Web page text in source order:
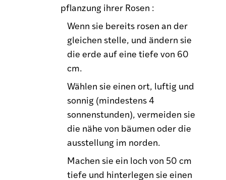
pflanzung ihrer Rosen :
Wenn sie bereits rosen an der
gleichen stelle, und ändern sie
die erde auf eine tiefe von 60
cm.
Wählen sie einen ort, luftig und
sonnig (mindestens 4
sonnenstunden), vermeiden sie
die nähe von bäumen oder die
ausstellung im norden.
Machen sie ein loch von 50 cm
tiefe und hinterlegen sie einen